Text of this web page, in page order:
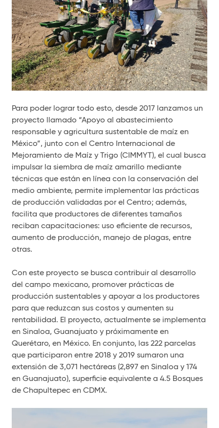
Para poder lograr todo esto, desde 2017 lanzamos un
proyecto llamado “Apoyo al abastecimiento
responsable y agricultura sustentable de maíz en
México”, junto con el Centro Internacional de
Mejoramiento de Maíz y Trigo (CIMMYT), el cual busca
impulsar la siembra de maíz amarillo mediante
técnicas que están en línea con la conservación del
medio ambiente, permite implementar las prácticas
de producción validadas por el Centro; además,
facilita que productores de diferentes tamaños
reciban capacitaciones: uso eficiente de recursos,
aumento de producción, manejo de plagas, entre
otras.
Con este proyecto se busca contribuir al desarrollo
del campo mexicano, promover prácticas de
producción sustentables y apoyar a los productores
para que reduzcan sus costos y aumenten su
rentabilidad. El proyecto, actualmente se implementa
en Sinaloa, Guanajuato y próximamente en
Querétaro, en México. En conjunto, las 222 parcelas
que participaron entre 2018 y 2019 sumaron una
extensión de 3,071 hectáreas (2,897 en Sinaloa y 174
en Guanajuato), superficie equivalente a 4.5 Bosques
de Chapultepec en CDMX.